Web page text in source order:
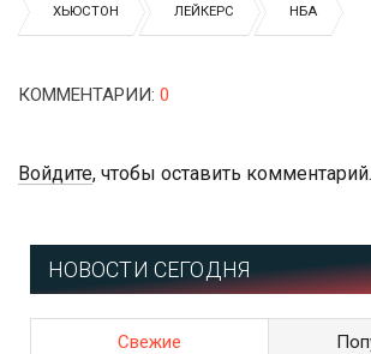
ХЬЮСТОН ЛЕЙКЕРС НБА
КОММЕНТАРИИ: 0
Войдите, чтобы оставить комментарий.
НОВОСТИ СЕГОДНЯ
Свежие